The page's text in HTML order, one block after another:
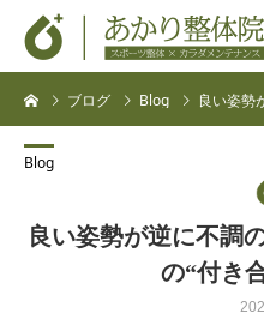
ブログ Blog 良い姿勢が逆
Blog
良い姿勢が逆に不調
の“付き